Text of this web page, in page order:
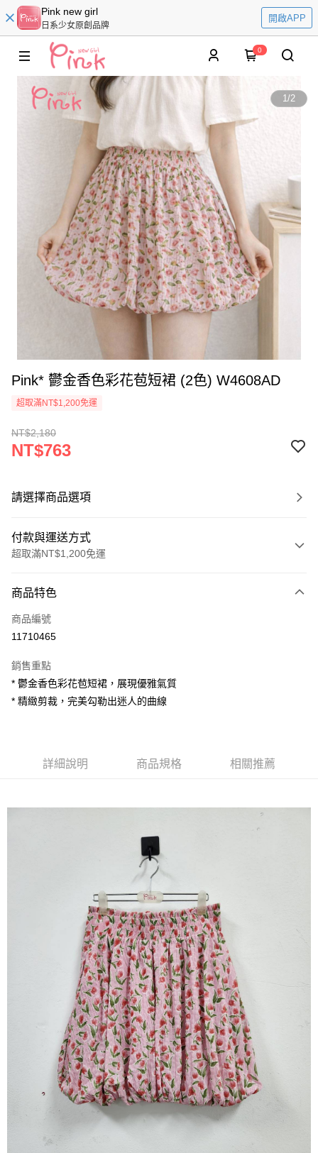
Pink new girl
日系少女原創品牌
開啟APP
0
1/2
Pink* 鬱金香色彩花苞短裙 (2色) W4608AD
超取滿NT$1,200免運
NT$2,180
NT$763
請選擇商品選項
付款與運送方式
超取滿NT$1,200免運
信用卡一次付款
超商取貨付款
Apple Pay
街口支付
AFTEE先享後付
２．便利：只要手機號碼，簡訊認證，即可結帳。
３．安心：先確認商品／服務後，再付款。
【「AFTEE先享後付」結帳流程】
１．於結帳方式選擇「AFTEE先享後付」後，將跳轉至「AFTEE先享後付」
結帳頁面，進行簡訊認證並確認金額後，即可完成結帳。
２．訂單成立數日內，您將收到繳費通知簡訊。
３．收到繳費通知簡訊後14天內，點擊此簡訊中的連結，可透過四大超商／
ATM／網路銀行／等多元方式進行付款，方視為交易完成。
※ 請注意：結帳手續完成當下不需立刻繳費，但若您需要取消訂單，請聯絡
購買商品的店家。未經商家同意取消之訂單仍視為有效，需透過AFTEE先享
後付繳納相關費用。
※ 交易是否成功請以「AFTEE先享後付 」之結帳頁面顯示為準，若有關於
是否繳費成功／繳費後需取消欲退款等相關疑問，請聯繫「AFTEE先享後付
客戶支援中心」https://netprotections.freshdesk.com/support/home
【注意事項】
１．透過由恩沛科技股份有限公司提供之「AFTEE先享後付」服務完成之交
易，需依本服務之必要範圍內提供個人資料，並將交易相關給付款項請求債
權轉讓予恩沛科技股份有限公司。
２．關於個人資料處理事宜，請瀏覽以下網址：
https://aftee.tw/terms/#terms3
３．未成年的使用者請事先徵得法定代理人或監護人之同意方可使用
「AFTEE先享後付」，若未經同意申辦者引起之損失，本公司不負相關責
每筆NT$80，滿NT$1,200(含以上)免運費
每筆NT$80，滿NT$1,200(含以上)免運費
每筆NT$80，滿NT$1,200(含以上)免運費
付款後門市自取
商品特色
商品編號
11710465
銷售重點
* 鬱金香色彩花苞短裙，展現優雅氣質
* 精緻剪裁，完美勾勒出迷人的曲線
詳細說明 商品規格 相關推薦